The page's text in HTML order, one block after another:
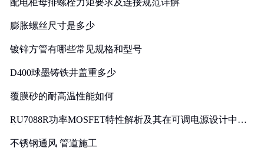
配电柜母排螺栓力矩要求及连接规范详解
膨胀螺丝尺寸是多少
镀锌方管有哪些常见规格和型号
D400球墨铸铁井盖重多少
覆膜砂的耐高温性能如何
RU7088R功率MOSFET特性解析及其在可调电源设计中的
不锈钢通风 管道施工